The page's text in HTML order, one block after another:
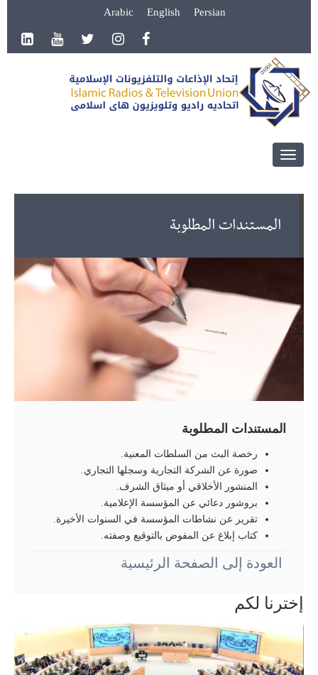
Arabic English Persian
Toggle
المستندات المطلوبة
المستندات المطلوبة
رخصة البث من السلطات المعنیة.
صورة عن الشرکة التجاریة وسجلها التجاري.
المنشور الأخلاقي أو میثاق الشرف.
بروشور دعائي عن المؤسسة الإعلامیة.
تقریر عن نشاطات المؤسسة في السنوات الأخیرة.
كتاب إبلاغ عن المفوض بالتوقيع وصفته.
العودة إلى الصفحة الرئيسية
إخترنا لكم